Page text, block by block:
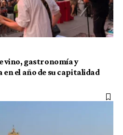
vino, gastronomía y
en el año de su capitalidad